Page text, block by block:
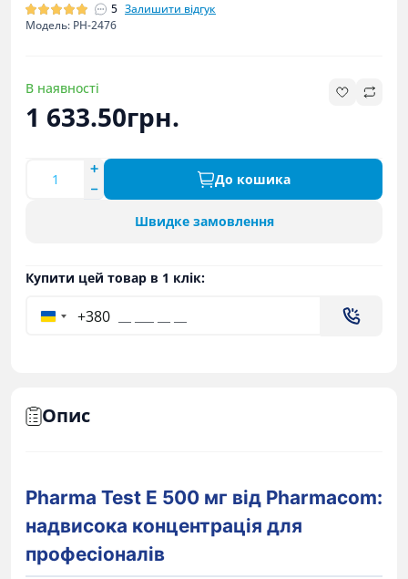
5 Залишити відгук
Модель: PH-2476
В наявності
1 633.50грн.
До кошика
Швидке замовлення
Купити цей товар в 1 клік:
+380
Опис
Pharma Test E 500 мг від Pharmacom:
надвисока концентрація для
професіоналів